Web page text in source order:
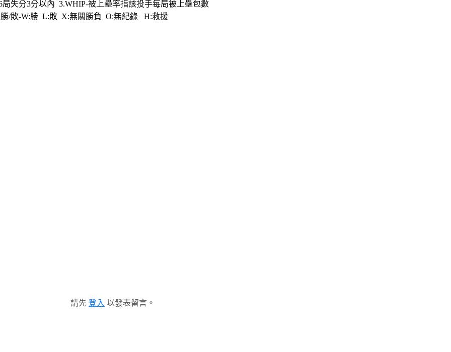
失分3分以內 3.WHIP-被上壘率指該投手每局被上壘包數
勝/敗-W:勝 L:敗 X:無關勝負 O:無紀錄 H:救援
請先 登入 以發表留言。